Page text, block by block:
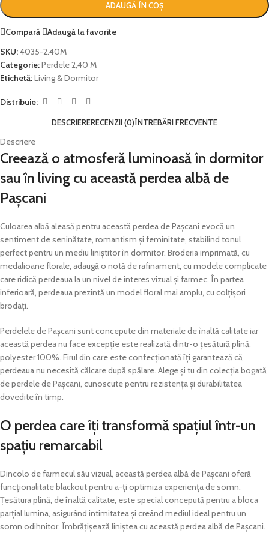
ADAUGĂ ÎN COȘ
Compară
Adaugă la favorite
SKU:4035-2.40M
Categorie:Perdele 2,40 M
Etichetă:Living & Dormitor
Distribuie:
DESCRIERERECENZII (0)ÎNTREBĂRI FRECVENTE
Descriere
Creează o atmosferă luminoasă în dormitor
sau în living cu această perdea albă de
Pașcani
Culoarea albă aleasă pentru această perdea de Pașcani evocă un
sentiment de seninătate, romantism și feminitate, stabilind tonul
perfect pentru un mediu liniștitor în dormitor. Broderia imprimată, cu
medalioane florale, adaugă o notă de rafinament, cu modele complicate
care ridică perdeaua la un nivel de interes vizual și farmec. În partea
inferioară, perdeaua prezintă un model floral mai amplu, cu colțișori
brodați.
Perdelele de Pașcani sunt concepute din materiale de înaltă calitate iar
această perdea nu face excepție este realizată dintr-o țesătură plină,
polyester 100%. Firul din care este confecționată îți garantează că
perdeaua nu necesită călcare după spălare. Alege și tu din colecția bogată
de perdele de Pașcani, cunoscute pentru rezistența și durabilitatea
dovedite în timp.
O perdea care îți transformă spațiul într-un
spațiu remarcabil
Dincolo de farmecul său vizual, această perdea albă de Pașcani oferă
funcționalitate blackout pentru a-ți optimiza experiența de somn.
Țesătura plină, de înaltă calitate, este special concepută pentru a bloca
parțial lumina, asigurând intimitatea și creând mediul ideal pentru un
somn odihnitor. Îmbrățișează liniștea cu această perdea albă de Pașcani.